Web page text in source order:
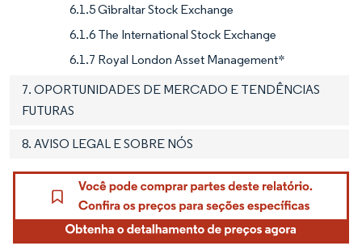
6.1.5 Gibraltar Stock Exchange
6.1.6 The International Stock Exchange
6.1.7 Royal London Asset Management*
7. OPORTUNIDADES DE MERCADO E TENDÊNCIAS
FUTURAS
8. AVISO LEGAL E SOBRE NÓS